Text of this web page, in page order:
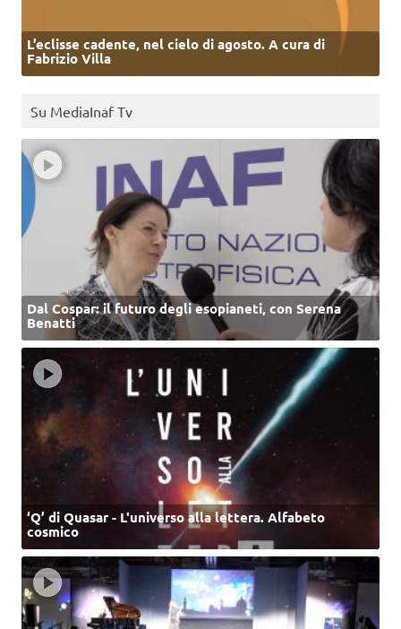
L’eclisse cadente, nel cielo di agosto. A cura di
Fabrizio Villa
Su MediaInaf Tv
Dal Cospar: il futuro degli esopianeti, con Serena
Benatti
‘Q’ di Quasar - L'universo alla lettera. Alfabeto
cosmico